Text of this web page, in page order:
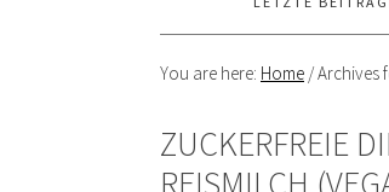
You are here: Home /Archives
ZUCKERFREIE